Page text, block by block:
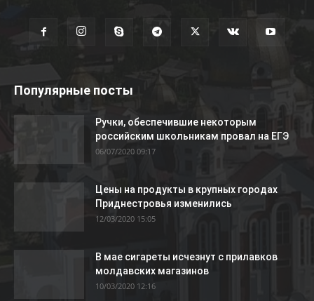
Популярные посты
Ручки, обеспечившие некоторым
российским школьникам провал на ЕГЭ
06/07/2020 09:17
Цены на продукты в крупных городах
Приднестровья изменились
12/03/2020 15:05
В мае сигареты исчезнут с прилавков
молдавских магазинов
10/03/2020 12:16